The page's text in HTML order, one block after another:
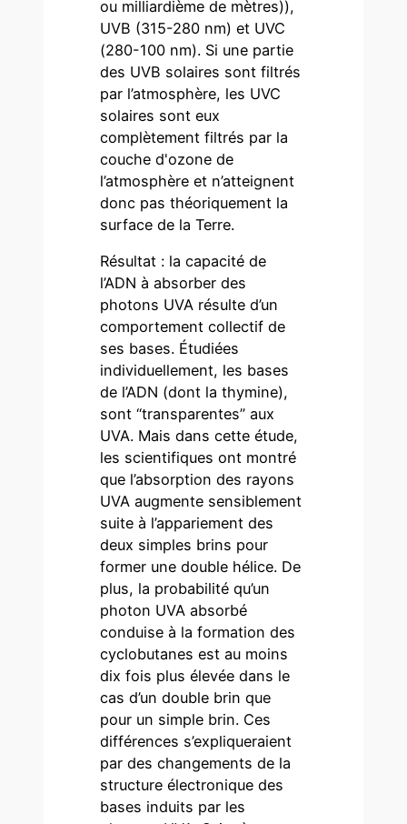
ou milliardième de mètres)),
UVB (315-280 nm) et UVC
(280-100 nm). Si une partie
des UVB solaires sont filtrés
par l’atmosphère, les UVC
solaires sont eux
complètement filtrés par la
couche d'ozone de
l’atmosphère et n’atteignent
donc pas théoriquement la
surface de la Terre.
Résultat : la capacité de
l’ADN à absorber des
photons UVA résulte d’un
comportement collectif de
ses bases. Étudiées
individuellement, les bases
de l’ADN (dont la thymine),
sont “transparentes” aux
UVA. Mais dans cette étude,
les scientifiques ont montré
que l’absorption des rayons
UVA augmente sensiblement
suite à l’appariement des
deux simples brins pour
former une double hélice. De
plus, la probabilité qu’un
photon UVA absorbé
conduise à la formation des
cyclobutanes est au moins
dix fois plus élevée dans le
cas d’un double brin que
pour un simple brin. Ces
différences s’expliqueraient
par des changements de la
structure électronique des
bases induits par les